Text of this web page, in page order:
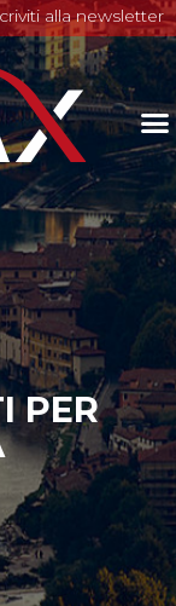
alla newsletter
PER